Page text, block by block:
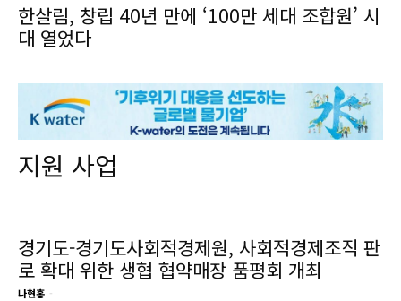
한살림, 창립 40년 만에 ‘100만 세대 조합원’ 시
대 열었다
지원 사업
경기도-경기도사회적경제원, 사회적경제조직 판
로 확대 위한 생협 협약매장 품평회 개최
나현홍 -